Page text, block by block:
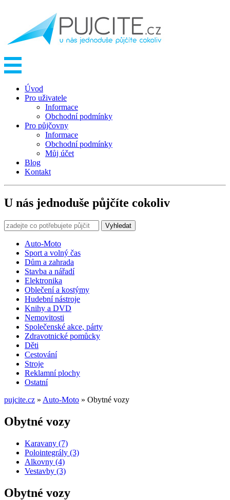
Úvod
Pro uživatele
Informace
Obchodní podmínky
Pro půjčovny
Informace
Obchodní podmínky
Můj účet
Blog
Kontakt
U nás jednoduše půjčíte cokoliv
Vyhledat
Auto-Moto
Sport a volný čas
Dům a zahrada
Stavba a nářadí
Elektronika
Oblečení a kostýmy
Hudební nástroje
Knihy a DVD
Nemovitosti
Společenské akce, párty
Zdravotnické pomůcky
Děti
Cestování
Stroje
Reklamní plochy
Ostatní
pujcite.cz » Auto-Moto » Obytné vozy
Obytné vozy
Karavany (7)
Polointegrály (3)
Alkovny (4)
Vestavby (3)
Obytné vozy